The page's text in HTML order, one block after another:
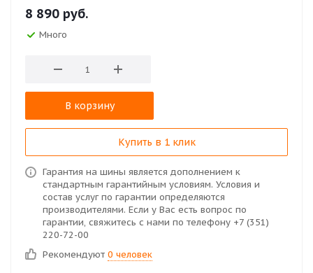
8 890 руб.
Много
В корзину
Купить в 1 клик
Гарантия на шины является дополнением к
стандартным гарантийным условиям. Условия и
состав услуг по гарантии определяются
производителями. Если у Вас есть вопрос по
гарантии, свяжитесь с нами по телефону +7 (351)
220-72-00
Рекомендуют 0 человек